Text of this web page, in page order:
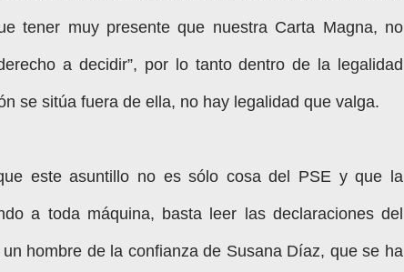
tener muy presente que nuestra Carta Magna, no
a decidir”, por lo tanto dentro de la legalidad
se sitúa fuera de ella, no hay legalidad que valga.
este asuntillo no es sólo cosa del PSE y que la
a toda máquina, basta leer las declaraciones del
hombre de la confianza de Susana Díaz, que se ha